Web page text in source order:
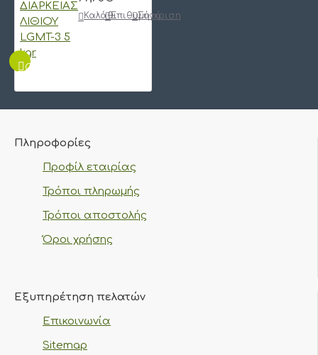
QUICKVIEW
ΚαλάθιΕπιθυμητό
Σύγκριση
Πληροφορίες
Προφίλ εταιρίας
Τρόποι πληρωμής
Τρόποι αποστολής
Όροι χρήσης
Εξυπηρέτηση πελατών
Επικοινωνία
Sitemap